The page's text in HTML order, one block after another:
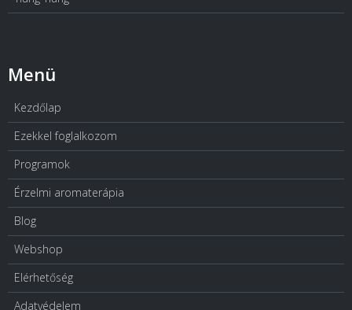
Menü
Kezdőlap
Ezekkel foglalkozom
Programok
Érzelmi aromaterápia
Blog
Webshop
Elérhetőség
Adatvédelem